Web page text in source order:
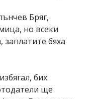
Бряг,
но всеки
бяха
бих
ще